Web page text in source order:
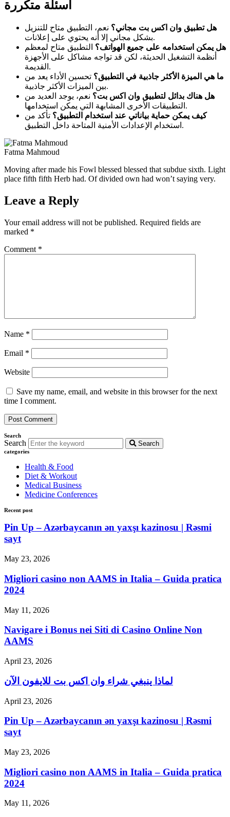
أسئلة متكررة
هل تطبيق وان اكس بت مجاني؟ نعم، التطبيق متاح للتنزيل
بشكل مجاني إلا أنه يحتوي على إعلانات.
هل يمكن استخدامه على جميع الهواتف؟ التطبيق متاح لمعظم
أنظمة التشغيل الحديثة، لكن قد تواجه مشاكل على الأجهزة
القديمة.
ما هي الميزة الأكثر جاذبية في التطبيق؟ تحسين الأداء يعد من
بين الميزات الأكثر جاذبية.
هل هناك بدائل لتطبيق وان اكس بت؟ نعم، يوجد العديد من
التطبيقات الأخرى المشابهة التي يمكن استخدامها.
كيف يمكن حماية بياناتي عند استخدام التطبيق؟ تأكد من
استخدام الإعدادات الأمنية المتاحة داخل التطبيق.
Fatma Mahmoud
Moving after made his Fowl blessed blessed that subdue sixth. Light
place fifth fifth Herb had. Of divided own had won’t saying very.
Leave a Reply
Your email address will not be published. Required fields are
marked *
Comment *
Name *
Email *
Website
Save my name, email, and website in this browser for the next
time I comment.
Search
Search Search
categories
Health & Food
Diet & Workout
Medical Business
Medicine Conferences
Recent post
Pin Up – Azərbaycanın ən yaxşı kazinosu | Rəsmi
sayt
May 23, 2026
Migliori casino non AAMS in Italia – Guida pratica
2024
May 11, 2026
Navigare i Bonus nei Siti di Casino Online Non
AAMS
April 23, 2026
لماذا ينبغي شراء وان اكس بت للايفون الآن
April 23, 2026
Pin Up – Azərbaycanın ən yaxşı kazinosu | Rəsmi
sayt
May 23, 2026
Migliori casino non AAMS in Italia – Guida pratica
2024
May 11, 2026